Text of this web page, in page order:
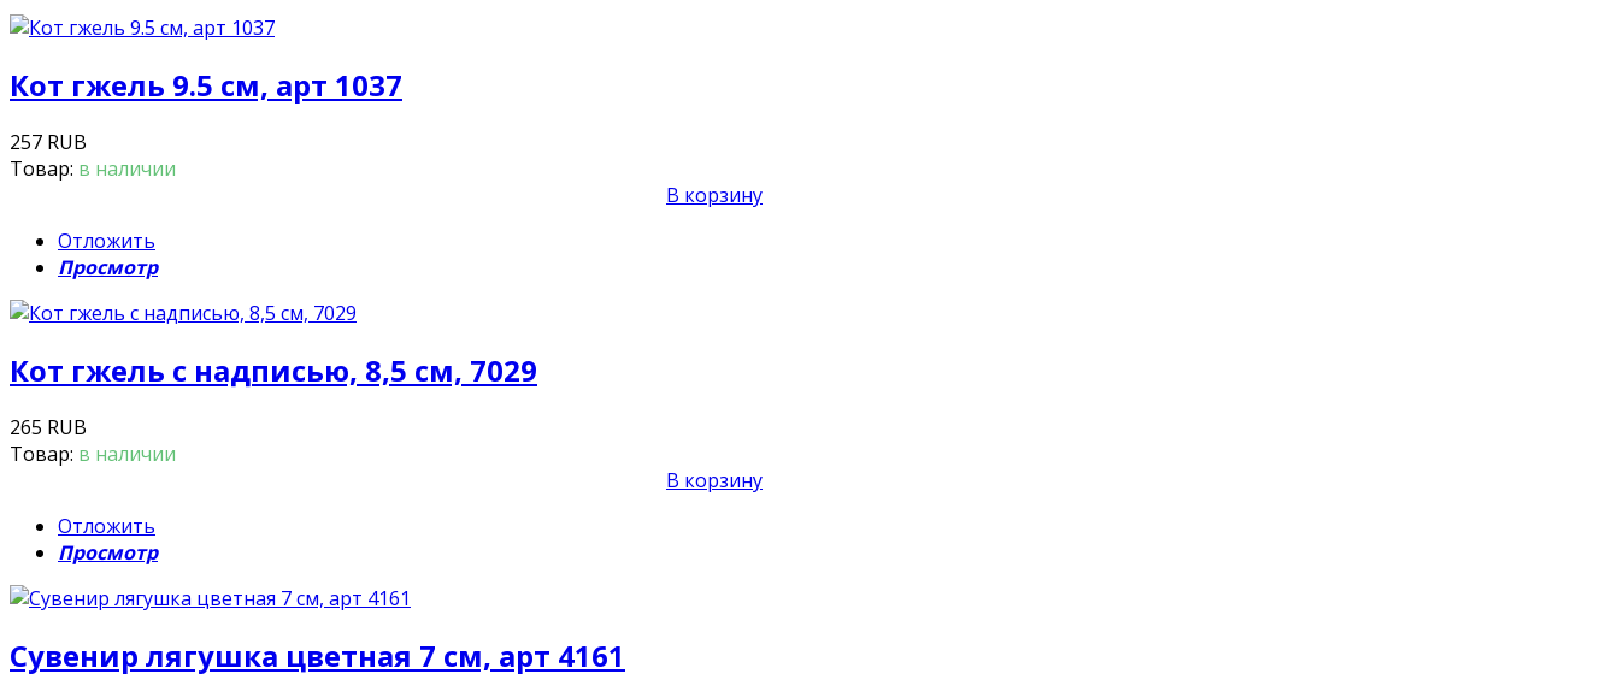
Кот гжель 9.5 см, арт 1037
257 RUB
Товар: в наличии
В корзину
Отложить
Просмотр
Кот гжель с надписью, 8,5 см, 7029
265 RUB
Товар: в наличии
В корзину
Отложить
Просмотр
Сувенир лягушка цветная 7 см, арт 4161